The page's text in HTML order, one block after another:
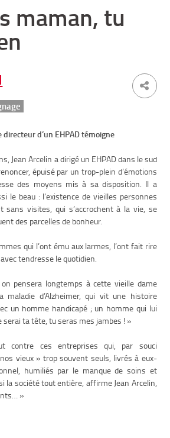
maman, tu
d’un EHPAD témoigne
Jean Arcelin a dirigé un EHPAD dans le sud
épuisé par un trop-plein d’émotions
des moyens mis à sa disposition. Il a
le beau : l’existence de vieilles personnes
sans visites, qui s’accrochent à la vie, se
des parcelles de bonheur.
qui l’ont ému aux larmes, l’ont fait rire
tendresse le quotidien.
pensera longtemps à cette vieille dame
maladie d’Alzheimer, qui vit une histoire
un homme handicapé ; un homme qui lui
serai ta tête, tu seras mes jambes ! »
contre ces entreprises qui, par souci
vieux » trop souvent seuls, livrés à eux-
humiliés par le manque de soins et
la société tout entière, affirme Jean Arcelin,
»